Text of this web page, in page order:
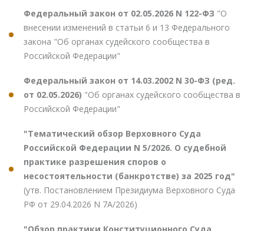
Федеральный закон от 02.05.2026 N 122-ФЗ "О
внесении изменений в статьи 6 и 13 Федерального
закона "Об органах судейского сообщества в
Российской Федерации"
Федеральный закон от 14.03.2002 N 30-ФЗ (ред.
от 02.05.2026) "Об органах судейского сообщества в
Российской Федерации"
"Тематический обзор Верховного Суда
Российской Федерации N 5/2026. О судебной
практике разрешения споров о
несостоятельности (банкротстве) за 2025 год"
(утв. Постановлением Президиума Верховного Суда
РФ от 29.04.2026 N 7А/2026)